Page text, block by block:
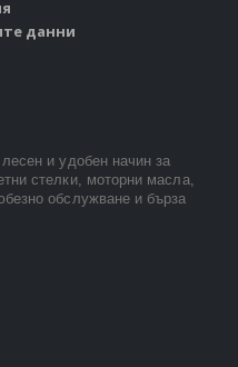
данни
и удобен начин за
стелки, моторни масла,
обслужване и бърза